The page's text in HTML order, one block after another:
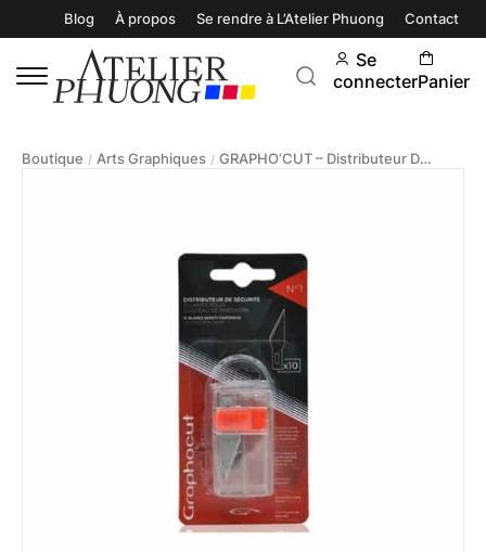
Blog À propos Se rendre à L’Atelier Phuong Contact
Se
connecterPanier
Boutique / Arts Graphiques / GRAPHO’CUT – Distributeur De 10 Lames N°1